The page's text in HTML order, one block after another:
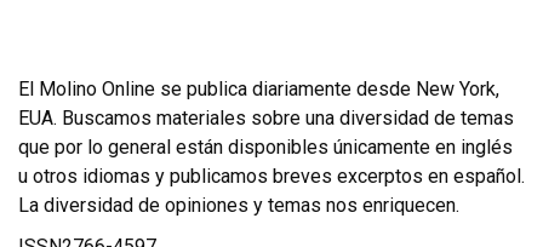
El Molino Online se publica diariamente desde New York,
EUA. Buscamos materiales sobre una diversidad de temas
que por lo general están disponibles únicamente en inglés
u otros idiomas y publicamos breves excerptos en español.
La diversidad de opiniones y temas nos enriquecen.